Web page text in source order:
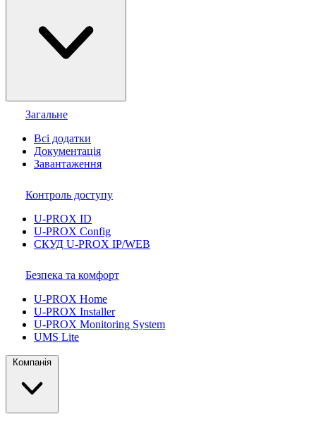
Загальне
Всі додатки
Документація
Завантаження
Контроль доступу
U-PROX ID
U-PROX Config
СКУД U-PROX IP/WEB
Безпека та комфорт
U-PROX Home
U-PROX Installer
U-PROX Monitoring System
UMS Lite
Компанія